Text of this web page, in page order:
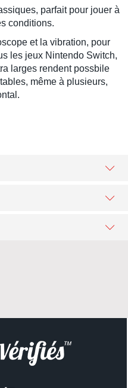
parfait pour jouer à
conditions.
et la vibration, pour
les jeux Nintendo Switch,
larges rendent possbile
même à plusieurs,